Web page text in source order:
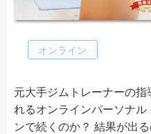
オンライン
元大手ジムトレーナーの
れるオンラインパーソナ
ンで続くのか？ 結果が出